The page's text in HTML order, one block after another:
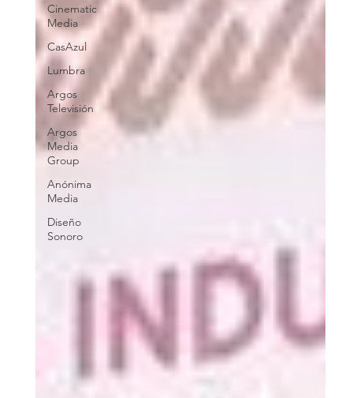
Cinematic
Media
CasAzul
Lumbra
Argos
Televisión
Argos
Media
Group
Anónima
Media
Diseño
Sonoro